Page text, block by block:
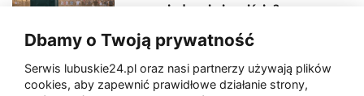
sceny, jedzenia i wejścia?
Zaatakował seniora na "kwadracie"
Dbamy o Twoją prywatność
Serwis lubuskie24.pl oraz nasi partnerzy używają plików
cookies, aby zapewnić prawidłowe działanie strony,